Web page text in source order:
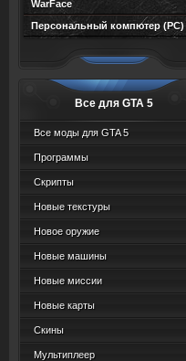
WarFace
Персональный компютер (PC)
Все для GTA 5
Все моды для GTA 5
Программы
Скрипты
Новые текстуры
Новое оружие
Новые машины
Новые миссии
Новые карты
Скины
Мультиплеер